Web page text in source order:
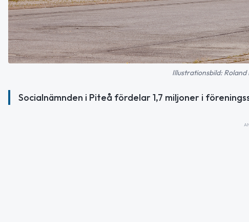
Illustrationsbild:
Socialnämnden i Piteå fördelar 1,7 miljoner i